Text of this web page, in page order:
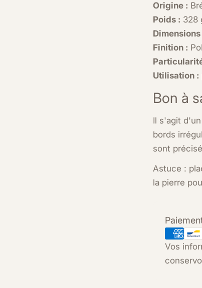
Origine :
Poids : 328
Dimensions
Finition :
Utilisation :
Bon à
Il s'agit
bords
sont
Astuce :
la pierre
Modes
de
paiement
Vos